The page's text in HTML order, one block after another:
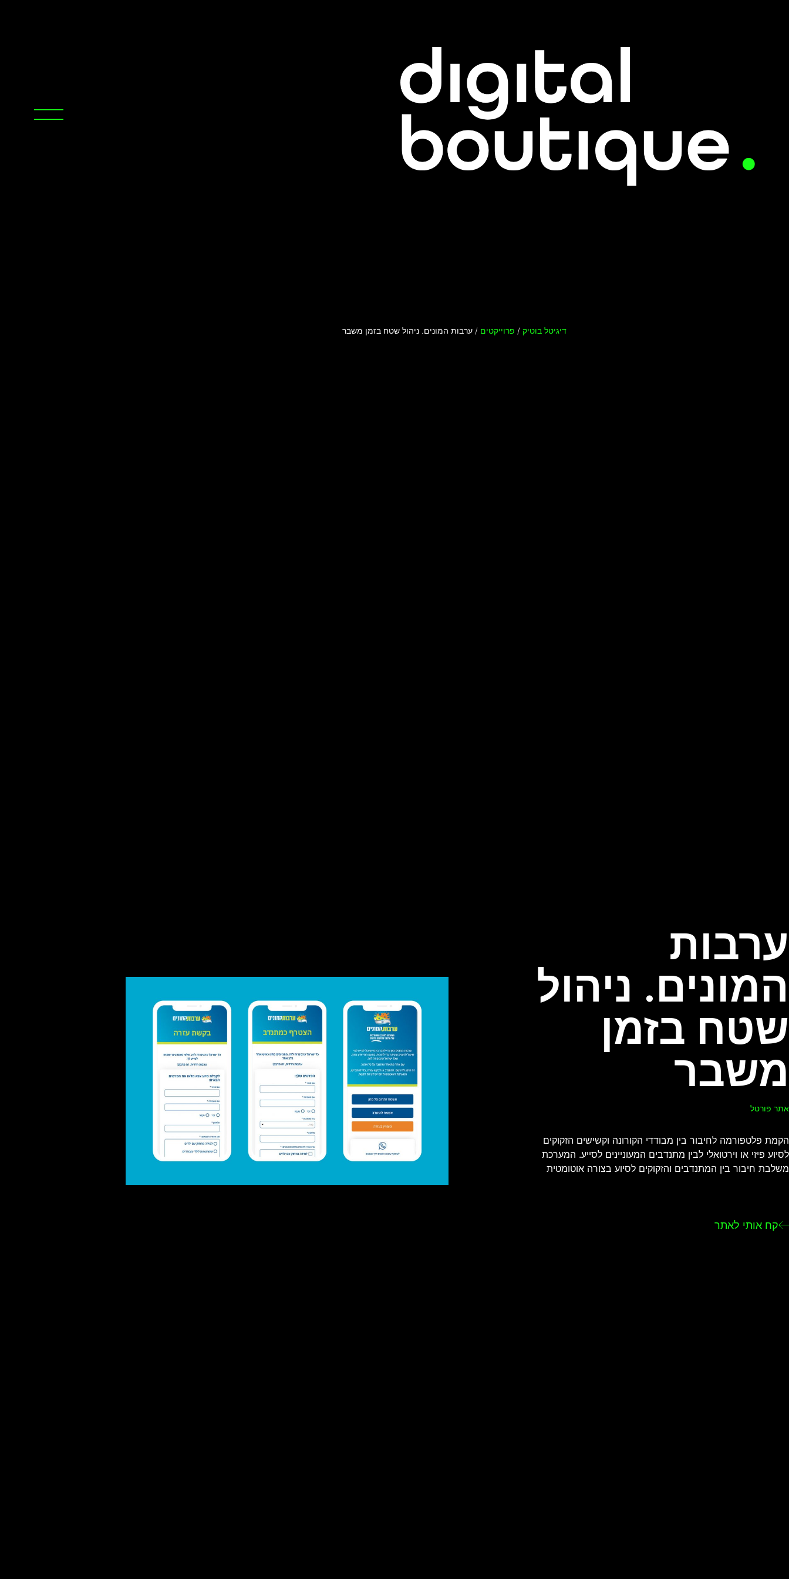
דיגיטל בוטיק / פרוייקטים / ערבות המונים. ניהול שטח בזמן משבר
ערבות
המונים. ניהול
שטח בזמן
משבר
אתר פורטל
הקמת פלטפורמה לחיבור בין מבודדי הקורונה וקשישים הזקוקים
לסיוע פיזי או וירטואלי לבין מתנדבים המעוניינים לסייע. המערכת
משלבת חיבור בין המתנדבים והזקוקים לסיוע בצורה אוטומטית
קח אותי לאתר